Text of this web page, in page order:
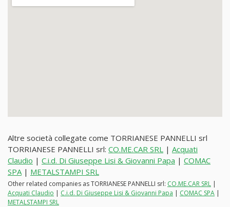
Altre società collegate come TORRIANESE PANNELLI srl
TORRIANESE PANNELLI srl: CO.ME.CAR SRL | Acquati
Claudio | C.i.d. Di Giuseppe Lisi & Giovanni Papa | COMAC
SPA| METALSTAMPI SRL
Other related companies as TORRIANESE PANNELLI srl: CO.ME.CAR SRL |
Acquati Claudio | C.i.d. Di Giuseppe Lisi & Giovanni Papa | COMAC SPA |
METALSTAMPI SRL